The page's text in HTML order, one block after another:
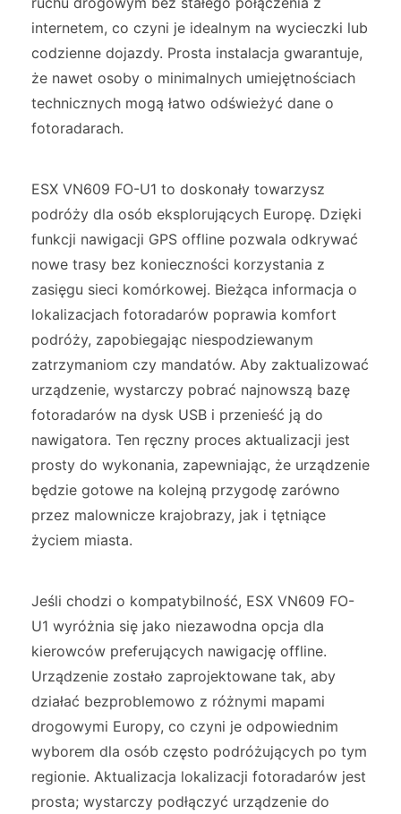
internetem, co czyni je idealnym na wycieczki lub
codzienne dojazdy. Prosta instalacja gwarantuje,
że nawet osoby o minimalnych umiejętnościach
technicznych mogą łatwo odświeżyć dane o
fotoradarach.
ESX VN609 FO-U1 to doskonały towarzysz
podróży dla osób eksplorujących Europę. Dzięki
funkcji nawigacji GPS offline pozwala odkrywać
nowe trasy bez konieczności korzystania z
zasięgu sieci komórkowej. Bieżąca informacja o
lokalizacjach fotoradarów poprawia komfort
podróży, zapobiegając niespodziewanym
zatrzymaniom czy mandatów. Aby zaktualizować
urządzenie, wystarczy pobrać najnowszą bazę
fotoradarów na dysk USB i przenieść ją do
nawigatora. Ten ręczny proces aktualizacji jest
prosty do wykonania, zapewniając, że urządzenie
będzie gotowe na kolejną przygodę zarówno
przez malownicze krajobrazy, jak i tętniące
życiem miasta.
Jeśli chodzi o kompatybilność, ESX VN609 FO-
U1 wyróżnia się jako niezawodna opcja dla
kierowców preferujących nawigację offline.
Urządzenie zostało zaprojektowane tak, aby
działać bezproblemowo z różnymi mapami
drogowymi Europy, co czyni je odpowiednim
wyborem dla osób często podróżujących po tym
regionie. Aktualizacja lokalizacji fotoradarów jest
prosta; wystarczy podłączyć urządzenie do